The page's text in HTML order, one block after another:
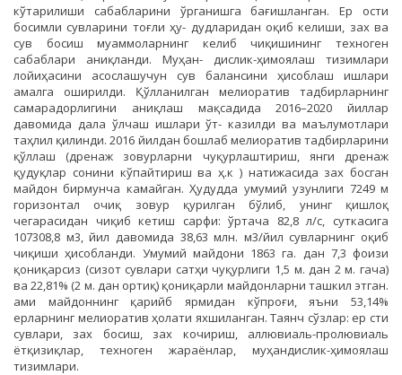
кўтарилиши сабабларини ўрганишга бағишланган. Ер ости
босимли сувларини тоғли ҳу- дудларидан оқиб келиши, зах ва
сув босиш муаммоларнинг келиб чиқишининг техноген
сабаблари аниқланди. Муҳан- дислик-ҳимоялаш тизимлари
лойиҳасини асослашучун сув балансини ҳисоблаш ишлари
амалга оширилди. Қўлланилган мелиоратив тадбирларнинг
самарадорлигини аниқлаш мақсадида 2016–2020 йиллар
давомида дала ўлчаш ишлари ўт- казилди ва маълумотлари
таҳлил қилинди. 2016 йилдан бошлаб мелиоратив тадбирларини
қўллаш (дренаж зовурларни чуқурлаштириш, янги дренаж
қудуқлар сонини кўпайтириш ва ҳ.к ) натижасида зах босган
майдон бирмунча камайган. Ҳудудда умумий узунлиги 7249 м
горизонтал очиқ зовур қурилган бўлиб, унинг қишлоқ
чегарасидан чиқиб кетиш сарфи: ўртача 82,8 л/с, суткасига
107308,8 м3, йил давомида 38,63 млн. м3/йил сувларнинг оқиб
чиқиши ҳисобланди. Умумий майдони 1863 га. дан 7,3 фоизи
қониқарсиз (сизот сувлари сатҳи чуқурлиги 1,5 м. дан 2 м. гача)
ва 22,81% (2 м. дан ортиқ) қониқарли майдонларни ташкил этган.
ами майдоннинг қарийб ярмидан кўпроғи, яъни 53,14%
ерларнинг мелиоратив ҳолати яхшиланган. Таянч сўзлар: ер сти
сувлари, зах босиш, зах кочириш, аллювиаль-пролювиаль
ётқизиқлар, техноген жараёнлар, муҳандислик-ҳимоялаш
тизимлари.